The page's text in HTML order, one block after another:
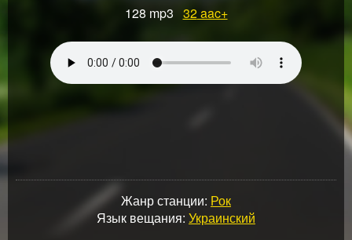
128 mp3 32aac+
Жанр станции: Рок
Язык вещания: Украинский